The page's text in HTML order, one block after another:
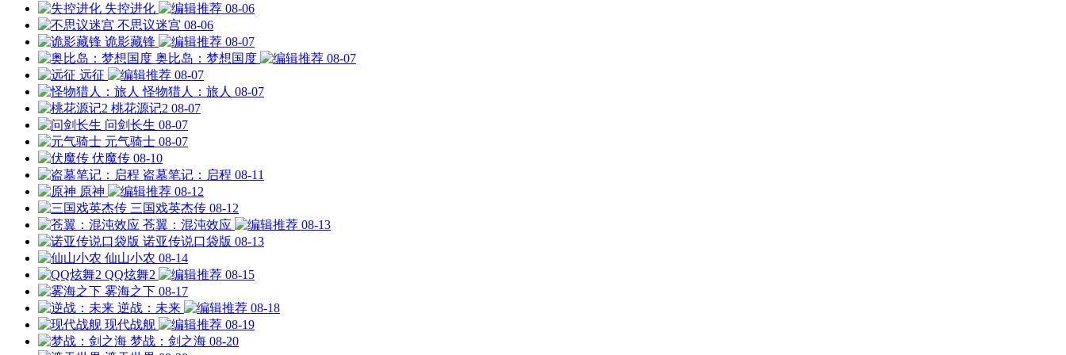
失控进化
08-06
不思议迷宫 08-06
诡影藏锋
08-07
奥比岛：梦想国度
08-07
远征
08-07
怪物猎人：旅人 08-07
桃花源记2 08-07
问剑长生 08-07
元气骑士 08-07
伏魔传 08-10
盗墓笔记：启程 08-11
原神
08-12
三国戏英杰传 08-12
苍翼：混沌效应
08-13
诺亚传说口袋版 08-13
仙山小农 08-14
QQ炫舞2
08-15
雾海之下 08-17
逆战：未来
08-18
现代战舰
08-19
梦战：剑之海 08-20